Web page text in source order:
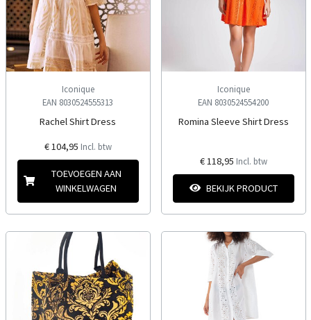
Iconique
EAN 8030524555313
Rachel Shirt Dress
€ 104,95 Incl. btw
TOEVOEGEN AAN
WINKELWAGEN
Iconique
EAN 8030524554200
Romina Sleeve Shirt Dress
€ 118,95 Incl. btw
BEKIJK PRODUCT